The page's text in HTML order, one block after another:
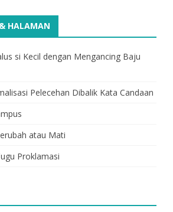
HALAMAN
si Kecil dengan Mengancing Baju
Pelecehan Dibalik Kata Candaan
atau Mati
Proklamasi